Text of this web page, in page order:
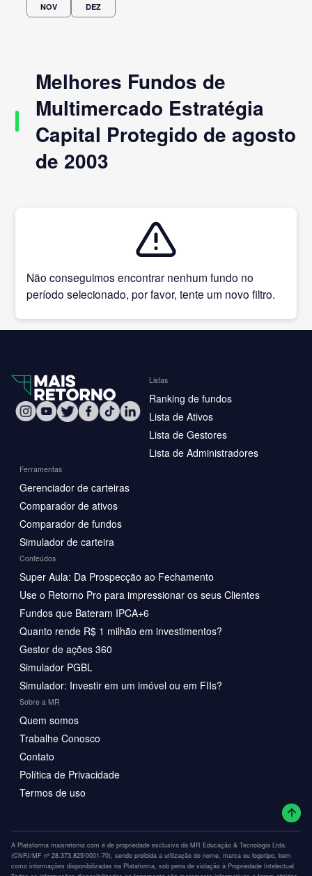
NOV DEZ
Melhores Fundos de
Multimercado Estratégia
Capital Protegido de agosto
de 2003
Não conseguimos encontrar nenhum fundo no
período selecionado, por favor, tente um novo filtro.
Listas
Ranking de fundos
Lista de Ativos
Lista de Gestores
Lista de Administradores
Ferramentas
Gerenciador de carteiras
Comparador de ativos
Comparador de fundos
Simulador de carteira
Conteúdos
Super Aula: Da Prospecção ao Fechamento
Use o Retorno Pro para impressionar os seus Clientes
Fundos que Bateram IPCA+6
Quanto rende R$ 1 milhão em investimentos?
Gestor de ações 360
Simulador PGBL
Simulador: Investir em um imóvel ou em FIIs?
Sobre a MR
Quem somos
Trabalhe Conosco
Contato
Política de Privacidade
Termos de uso
A Plataforma maisretorno.com é de propriedade exclusiva da MR Educação & Tecnologia Ltda.
(CNPJ/MF nº 28.373.825/0001-70), sendo proibida a utilização do nome, marca ou logotipo, bem
como informações disponibilizadas na Plataforma, sob pena de violação à Propriedade Intelectual.